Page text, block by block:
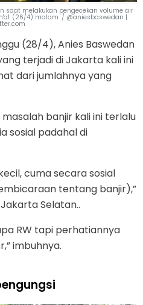
saat melakukan pengecekan volume air
(26/4) malam. / @aniesbaswedan |
(28/4), Anies Baswedan
terjadi di Jakarta kali ini
dari jumlahnya yang
banjir kali ini terlalu
sosial padahal di
cuma secara sosial
tentang banjir),”
Selatan..
RW tapi perhatiannya
imbuhnya.